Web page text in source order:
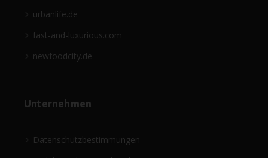
urbanlife.de
fast-and-luxurious.com
newfoodcity.de
Unternehmen
Datenschutzbestimmungen